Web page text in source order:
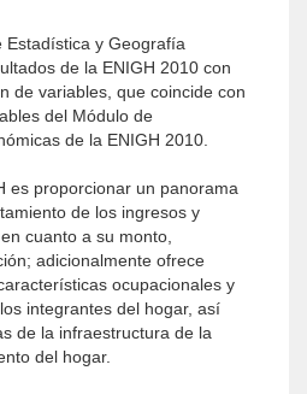
Estadística y Geografía
de la ENIGH 2010 con
de variables, que coincide con
del Módulo de
de la ENIGH 2010.
es proporcionar un panorama
de los ingresos y
cuanto a su monto,
adicionalmente ofrece
ocupacionales y
integrantes del hogar, así
de la infraestructura de la
del hogar.